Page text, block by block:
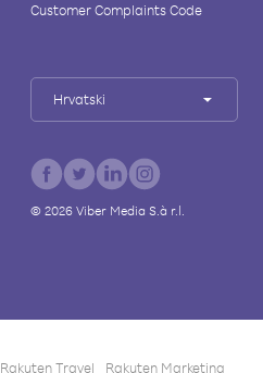
Customer Complaints Code
Hrvatski
© 2026Viber Media S.à r.l.
Rakuten Travel Rakuten Marketing